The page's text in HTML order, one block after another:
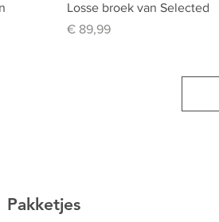
Losse broek van Selected
Prijs
€ 89,99
Pakketjes